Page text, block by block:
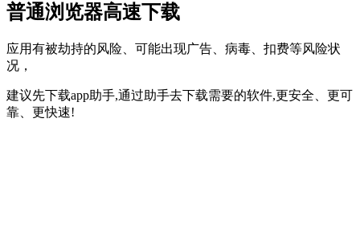
普通浏览器高速下载
应用有被劫持的风险、可能出现广告、病毒、扣费等风险状
况，
建议先下载app助手,通过助手去下载需要的软件,更安全、更可
靠、更快速!